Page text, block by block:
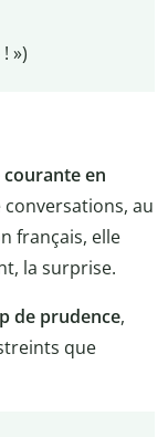
»)
en
au
français, elle
la surprise.
de prudence,
que